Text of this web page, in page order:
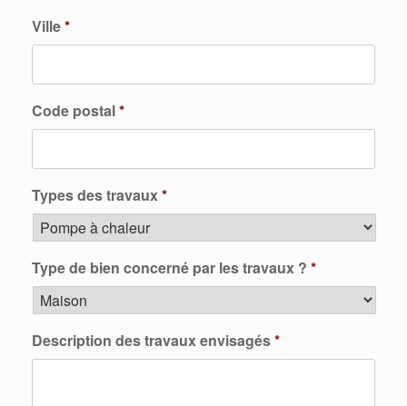
Ville*
Code postal*
Types des travaux*
Type de bien concerné par les travaux ? *
Description des travaux envisagés*